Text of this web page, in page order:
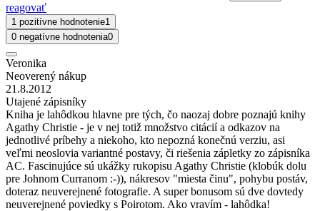
reagovať
1 pozitívne hodnotenie1
0 negatívne hodnotenia0
Veronika
Neoverený nákup
21.8.2012
Utajené zápisníky
Kniha je lahôdkou hlavne pre tých, čo naozaj dobre poznajú knihy
Agathy Christie - je v nej totiž množstvo citácií a odkazov na
jednotlivé príbehy a niekoho, kto nepozná konečnú verziu, asi
veľmi neoslovia variantné postavy, či riešenia zápletky zo zápisníka
AC. Fascinujúce sú ukážky rukopisu Agathy Christie (klobúk dolu
pre Johnom Curranom :-)), nákresov "miesta činu", pohybu postáv,
doteraz neuverejnené fotografie. A super bonusom sú dve dovtedy
neuverejnené poviedky s Poirotom. Ako vravím - lahôdka!